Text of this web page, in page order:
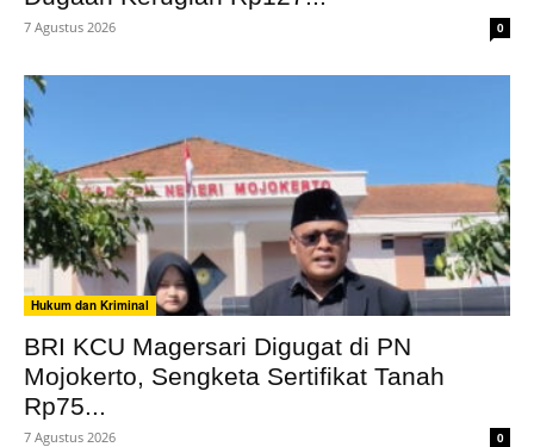
7 Agustus 2026 0
Hukum dan Kriminal
BRI KCU Magersari Digugat di PN
Mojokerto, Sengketa Sertifikat Tanah
Rp75...
7 Agustus 2026 0